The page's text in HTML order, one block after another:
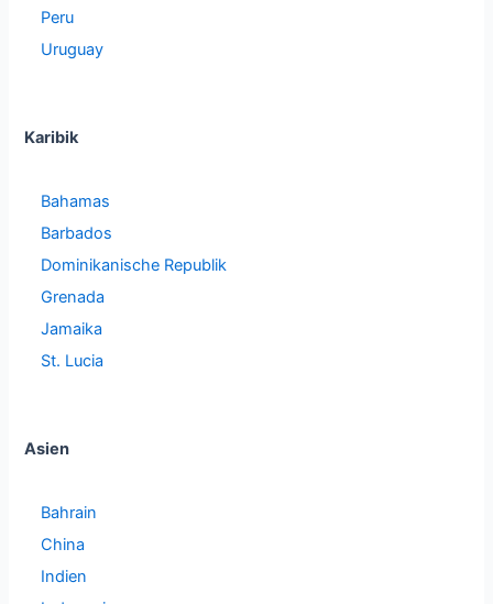
Peru
Uruguay
Karibik
Bahamas
Barbados
Dominikanische Republik
Grenada
Jamaika
St. Lucia
Asien
Bahrain
China
Indien